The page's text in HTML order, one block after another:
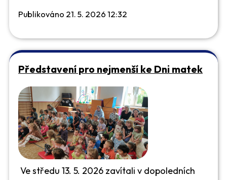
Publikováno 21. 5. 2026 12:32
Představení pro nejmenší ke Dni matek
Ve středu 13. 5. 2026 zavítali v dopoledních